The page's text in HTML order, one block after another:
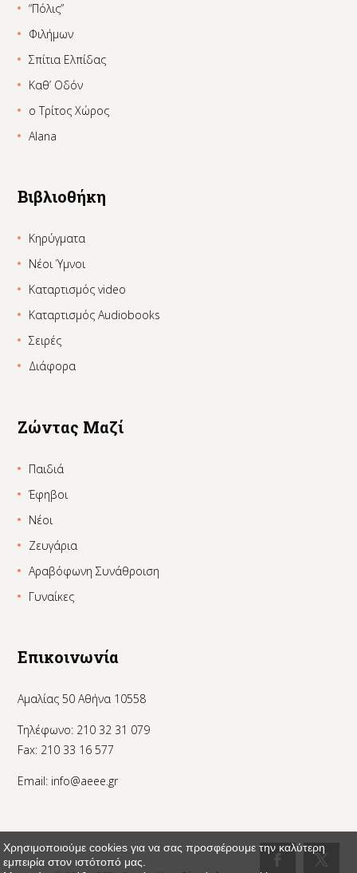
“Πόλις”
Φιλήμων
Σπίτια Ελπίδας
Καθ’ Οδόν
ο Τρίτος Χώρος
Alana
Βιβλιοθήκη
Κηρύγματα
Νέοι Ύμνοι
Καταρτισμός video
Καταρτισμός Audiobooks
Σειρές
Διάφορα
Ζώντας Μαζί
Παιδιά
Έφηβοι
Νέοι
Ζευγάρια
Αραβόφωνη Συνάθροιση
Γυναίκες
Επικοινωνία
Αμαλίας 50 Αθήνα 10558
Τηλέφωνο: 210 32 31 079
Fax: 210 33 16 577
Email: info@aeee.gr
Χρησιμοποιούμε cookies για να σας προσφέρουμε την καλύτερη
εμπειρία στον ιστότοπό μας.